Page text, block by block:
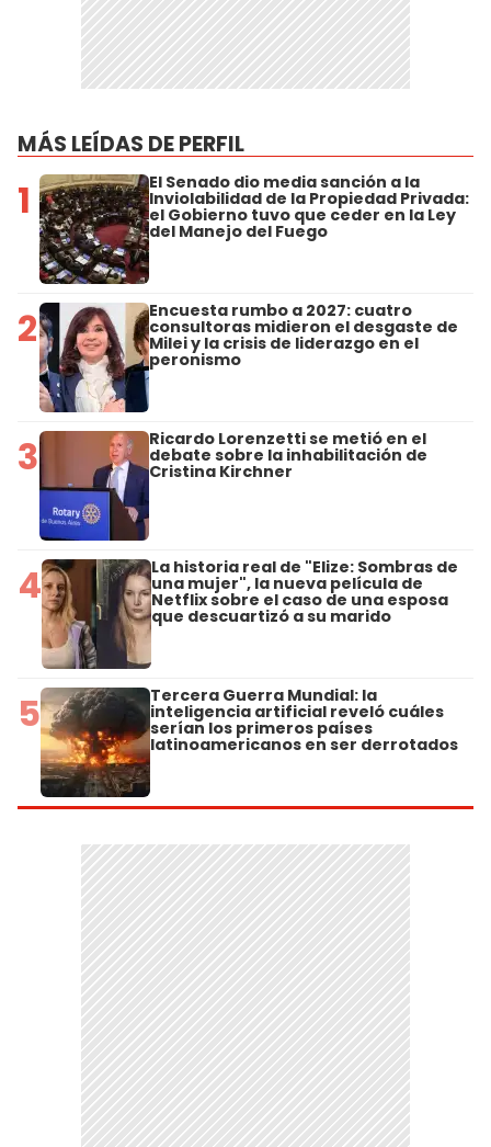
MÁS LEÍDAS DE PERFIL
1 El Senado dio media sanción a la
Inviolabilidad de la Propiedad Privada:
el Gobierno tuvo que ceder en la Ley
del Manejo del Fuego
2 Encuesta rumbo a 2027: cuatro
consultoras midieron el desgaste de
Milei y la crisis de liderazgo en el
peronismo
3 Ricardo Lorenzetti se metió en el
debate sobre la inhabilitación de
Cristina Kirchner
4 La historia real de "Elize: Sombras de
una mujer", la nueva película de
Netflix sobre el caso de una esposa
que descuartizó a su marido
5 Tercera Guerra Mundial: la
inteligencia artificial reveló cuáles
serían los primeros países
latinoamericanos en ser derrotados